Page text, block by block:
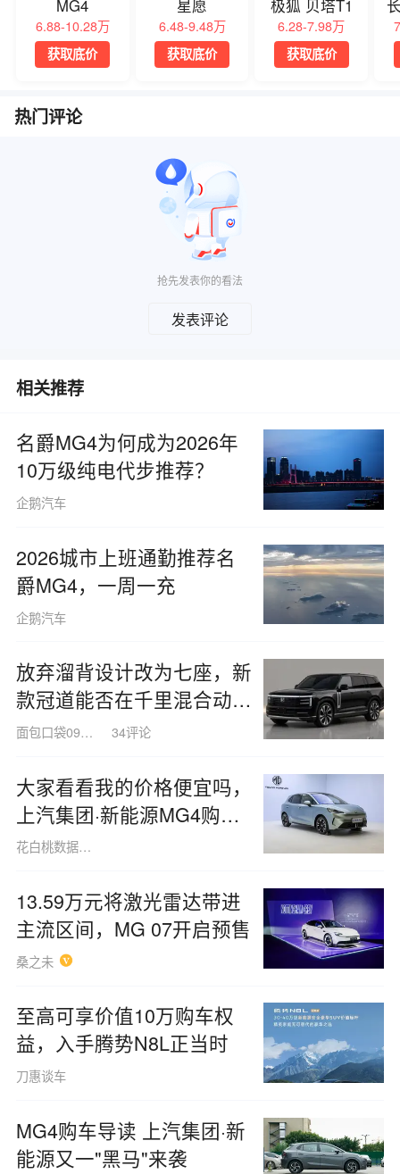
MG4
6.88-10.28万
获取底价
星愿
6.48-9.48万
获取底价
极狐 贝塔T1
6.28-7.98万
获取底价
热门评论
抢先发表你的看法
发表评论
相关推荐
名爵MG4为何成为2026年
10万级纯电代步推荐？
企鹅汽车
2026城市上班通勤推荐名
爵MG4，一周一充
企鹅汽车
放弃溜背设计改为七座，新
款冠道能否在千里混合动力
中战胜新能源车？
面包口袋090226 34评论
大家看看我的价格便宜吗，
上汽集团·新能源MG4购车
手册
花白桃数据091013
13.59万元将激光雷达带进
主流区间，MG 07开启预售
桑之未
至高可享价值10万购车权
益，入手腾势N8L正当时
刀惠谈车
MG4购车导读 上汽集团·新
能源又一"黑马"来袭